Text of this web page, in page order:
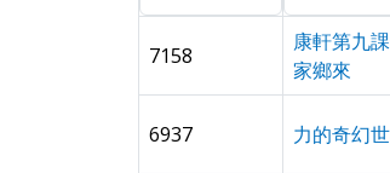
7158
康軒第九
家鄉來
6937 力的奇幻